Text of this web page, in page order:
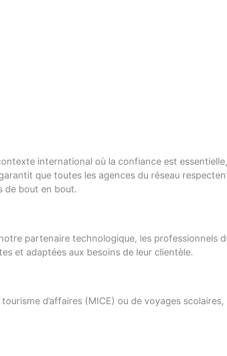
international où la confiance est
que toutes les agences du réseau
de bout en bout.
partenaire technologique, les professionnels
et adaptées aux besoins de leur clientèle.
d’affaires (MICE) ou de voyages